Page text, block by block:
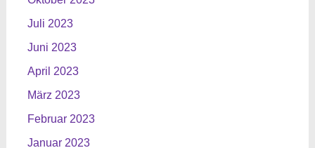
Juli 2023
Juni 2023
April 2023
März 2023
Februar 2023
Januar 2023